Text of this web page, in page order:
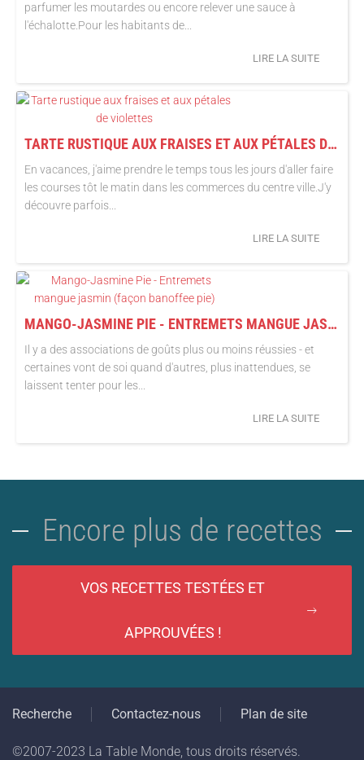
parfumer les moutardes ou encore relever une sauce à
l'échalotte.Pour les habitants de...
LIRE LA SUITE
TARTE RUSTIQUE AUX FRAISES ET AUX PÉTALES DE VIOLETTES
En vacances, j'aime prendre le temps tous les jours d'aller faire
les courses tôt le matin dans les commerces du centre ville.J'y
découvre parfois...
LIRE LA SUITE
MANGO-JASMINE PIE - ENTREMETS MANGUE JASMIN (FAÇON BANOFFEE PIE)
Il y a des associations de goûts plus ou moins réussies - et
certaines vont de soi quand d'autres, plus inattendues, se
laissent tenter pour les...
LIRE LA SUITE
Encore plus de recettes
VOS RECETTES TESTÉES ET
APPROUVÉES !
Recherche Contactez-nous Plan de site
©2007-2023 La Table Monde, tous droits réservés.